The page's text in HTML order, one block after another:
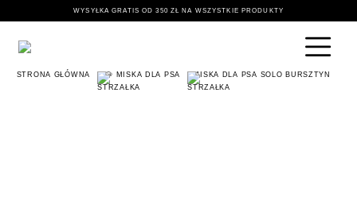
WYSYŁKA GRATIS OD 350 ZŁ NA WSZYSTKIE PRODUKTY
STRONA GŁÓWNA 🐶 MISKA DLA PSA MISKA DLA PSA SOLO BURSZTYN